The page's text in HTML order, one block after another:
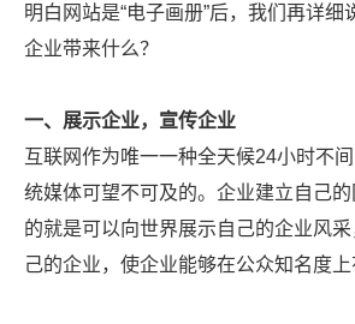
明白网站是“电子画册”后，我们再详细
企业带来什么？
一、展示企业，宣传企业
互联网作为唯一一种全天候24小时不
统媒体可望不可及的。企业建立自己
的就是可以向世界展示自己的企业风
己的企业，使企业能够在公众知名度上